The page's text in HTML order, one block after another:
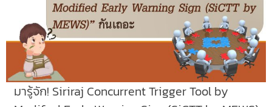
มารู้จัก! Siriraj Concurrent Trigger Tool by